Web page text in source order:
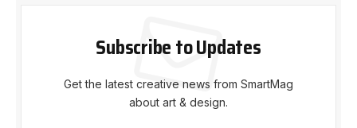
Subscribe to Updates
Get the latest creative news from SmartMag
about art & design.